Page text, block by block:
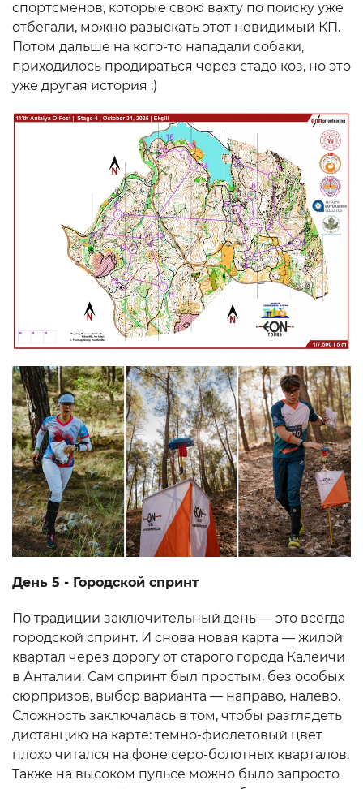
спортсменов, которые свою вахту по поиску уже
отбегали, можно разыскать этот невидимый КП.
Потом дальше на кого-то нападали собаки,
приходилось продираться через стадо коз, но это
уже другая история :)
День 5 - Городской спринт
По традиции заключительный день — это всегда
городской спринт. И снова новая карта — жилой
квартал через дорогу от старого города Калеичи
в Анталии. Сам спринт был простым, без особых
сюрпризов, выбор варианта — направо, налево.
Сложность заключалась в том, чтобы разглядеть
дистанцию на карте: темно-фиолетовый цвет
плохо читался на фоне серо-болотных кварталов.
Также на высоком пульсе можно было запросто